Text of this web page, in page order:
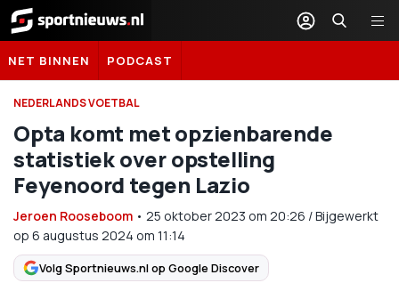
Sportnieuws.nl
NET BINNEN PODCAST
NEDERLANDS VOETBAL
Opta komt met opzienbarende
statistiek over opstelling
Feyenoord tegen Lazio
Jeroen Rooseboom • 25 oktober 2023 om 20:26 /Bijgewerkt
op 6 augustus 2024 om 11:14
Volg Sportnieuws.nl op Google Discover